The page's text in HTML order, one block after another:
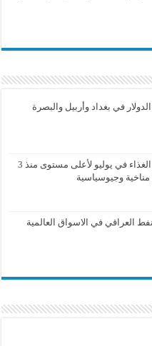
في بغداد وأربيل والبصرة
“الفاو”: ارتفاع أسعار الغذاء في يوليو لأعلى مستوى منذ 3
وجيوسياسية
العراقي في الاسواق العالمية